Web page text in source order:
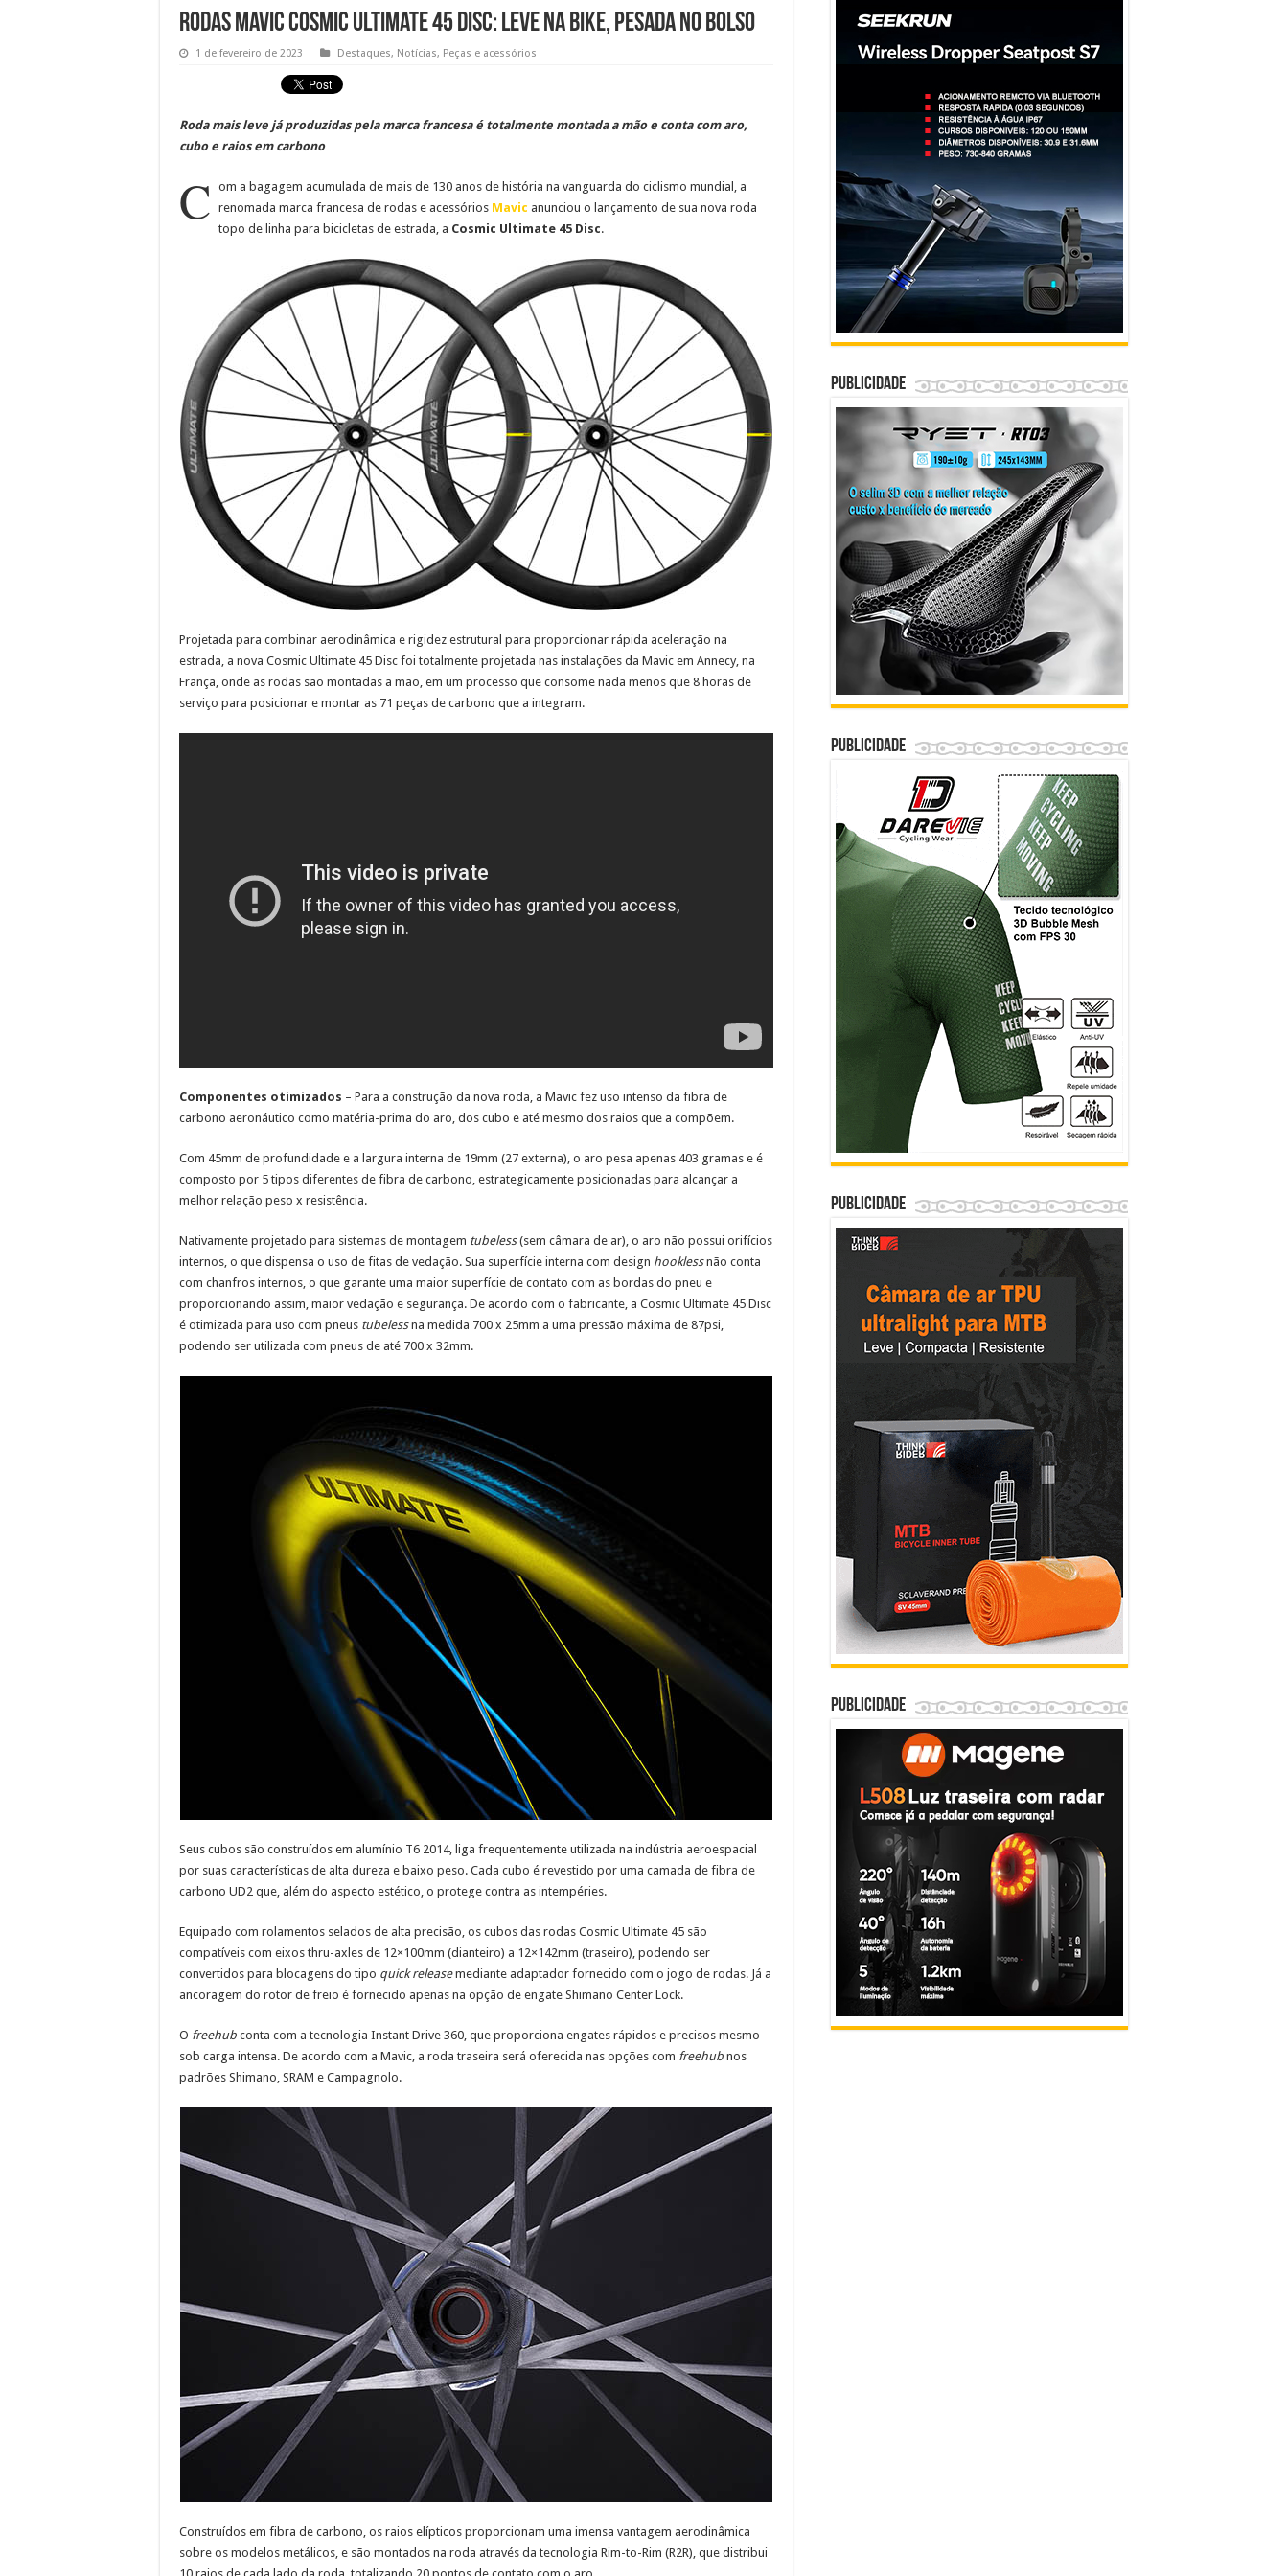
Rodas Mavic Cosmic Ultimate 45 Disc: Leve na bike, pesada no bolso
1 de fevereiro de 2023 Destaques, Notícias, Peças e acessórios
Roda mais leve já produzidas pela marca francesa é totalmente montada a mão e conta com aro,
cubo e raios em carbono
C om a bagagem acumulada de mais de 130 anos de história na vanguarda do ciclismo mundial, a
renomada marca francesa de rodas e acessórios Mavic anunciou o lançamento de sua nova roda
topo de linha para bicicletas de estrada, a Cosmic Ultimate 45 Disc.
Projetada para combinar aerodinâmica e rigidez estrutural para proporcionar rápida aceleração na
estrada, a nova Cosmic Ultimate 45 Disc foi totalmente projetada nas instalações da Mavic em Annecy, na
França, onde as rodas são montadas a mão, em um processo que consome nada menos que 8 horas de
serviço para posicionar e montar as 71 peças de carbono que a integram.
Componentes otimizados – Para a construção da nova roda, a Mavic fez uso intenso da fibra de
carbono aeronáutico como matéria-prima do aro, dos cubo e até mesmo dos raios que a compõem.
Com 45mm de profundidade e a largura interna de 19mm (27 externa), o aro pesa apenas 403 gramas e é
composto por 5 tipos diferentes de fibra de carbono, estrategicamente posicionadas para alcançar a
melhor relação peso x resistência.
Nativamente projetado para sistemas de montagem tubeless(sem câmara de ar), o aro não possui orifícios
internos, o que dispensa o uso de fitas de vedação. Sua superfície interna com design hooklessnão conta
com chanfros internos, o que garante uma maior superfície de contato com as bordas do pneu e
proporcionando assim, maior vedação e segurança. De acordo com o fabricante, a Cosmic Ultimate 45 Disc
é otimizada para uso com pneus tubelessna medida 700 x 25mm a uma pressão máxima de 87psi,
podendo ser utilizada com pneus de até 700 x 32mm.
Seus cubos são construídos em alumínio T6 2014, liga frequentemente utilizada na indústria aeroespacial
por suas características de alta dureza e baixo peso. Cada cubo é revestido por uma camada de fibra de
carbono UD2 que, além do aspecto estético, o protege contra as intempéries.
Equipado com rolamentos selados de alta precisão, os cubos das rodas Cosmic Ultimate 45 são
compatíveis com eixos thru-axles de 12×100mm (dianteiro) a 12×142mm (traseiro), podendo ser
convertidos para blocagens do tipo quick releasemediante adaptador fornecido com o jogo de rodas. Já a
ancoragem do rotor de freio é fornecido apenas na opção de engate Shimano Center Lock.
O freehub conta com a tecnologia Instant Drive 360, que proporciona engates rápidos e precisos mesmo
sob carga intensa. De acordo com a Mavic, a roda traseira será oferecida nas opções com freehub nos
padrões Shimano, SRAM e Campagnolo.
Construídos em fibra de carbono, os raios elípticos proporcionam uma imensa vantagem aerodinâmica
sobre os modelos metálicos, e são montados na roda através da tecnologia Rim-to-Rim (R2R), que distribui
Publicidade
Publicidade
Publicidade
Publicidade